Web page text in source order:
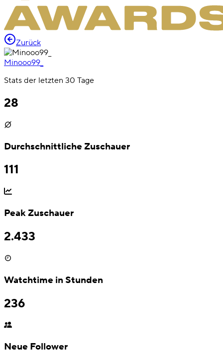
Zurück
Minooo99_
Stats der letzten 30 Tage
28
Durchschnittliche Zuschauer
111
Peak Zuschauer
2.433
Watchtime in Stunden
236
Neue Follower